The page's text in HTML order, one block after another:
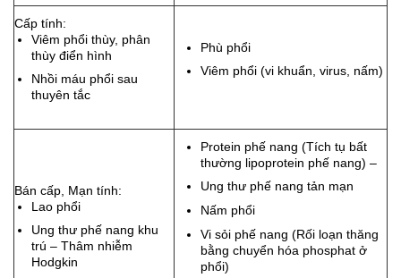
Cấp tính:
Viêm phổi thùy, phân
thùy điển hình
Nhồi máu phổi sau
thuyên tắc
Phù phổi
Viêm phổi (vi khuẩn, virus, nấm)
Bán cấp, Mạn tính:
Lao phổi
Ung thư phế nang khu
trú – Thâm nhiễm
Hodgkin
Protein phế nang (Tích tụ bất
thường lipoprotein phế nang) –
Ung thư phế nang tản mạn
Nấm phổi
Vi sỏi phế nang (Rối loạn thăng
bằng chuyển hóa phosphat ở
phổi)